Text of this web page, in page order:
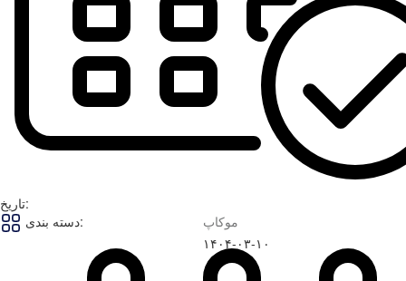
تاریخ:
دسته بندی: موکاپ
۱۴۰۴-۰۳-۱۰